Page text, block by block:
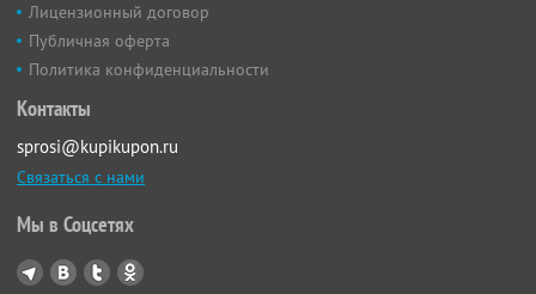
Лицензионный договор
Публичная оферта
Политика конфиденциальности
Контакты
sprosi@kupikupon.ru
Связаться с нами
Мы в Соцсетях